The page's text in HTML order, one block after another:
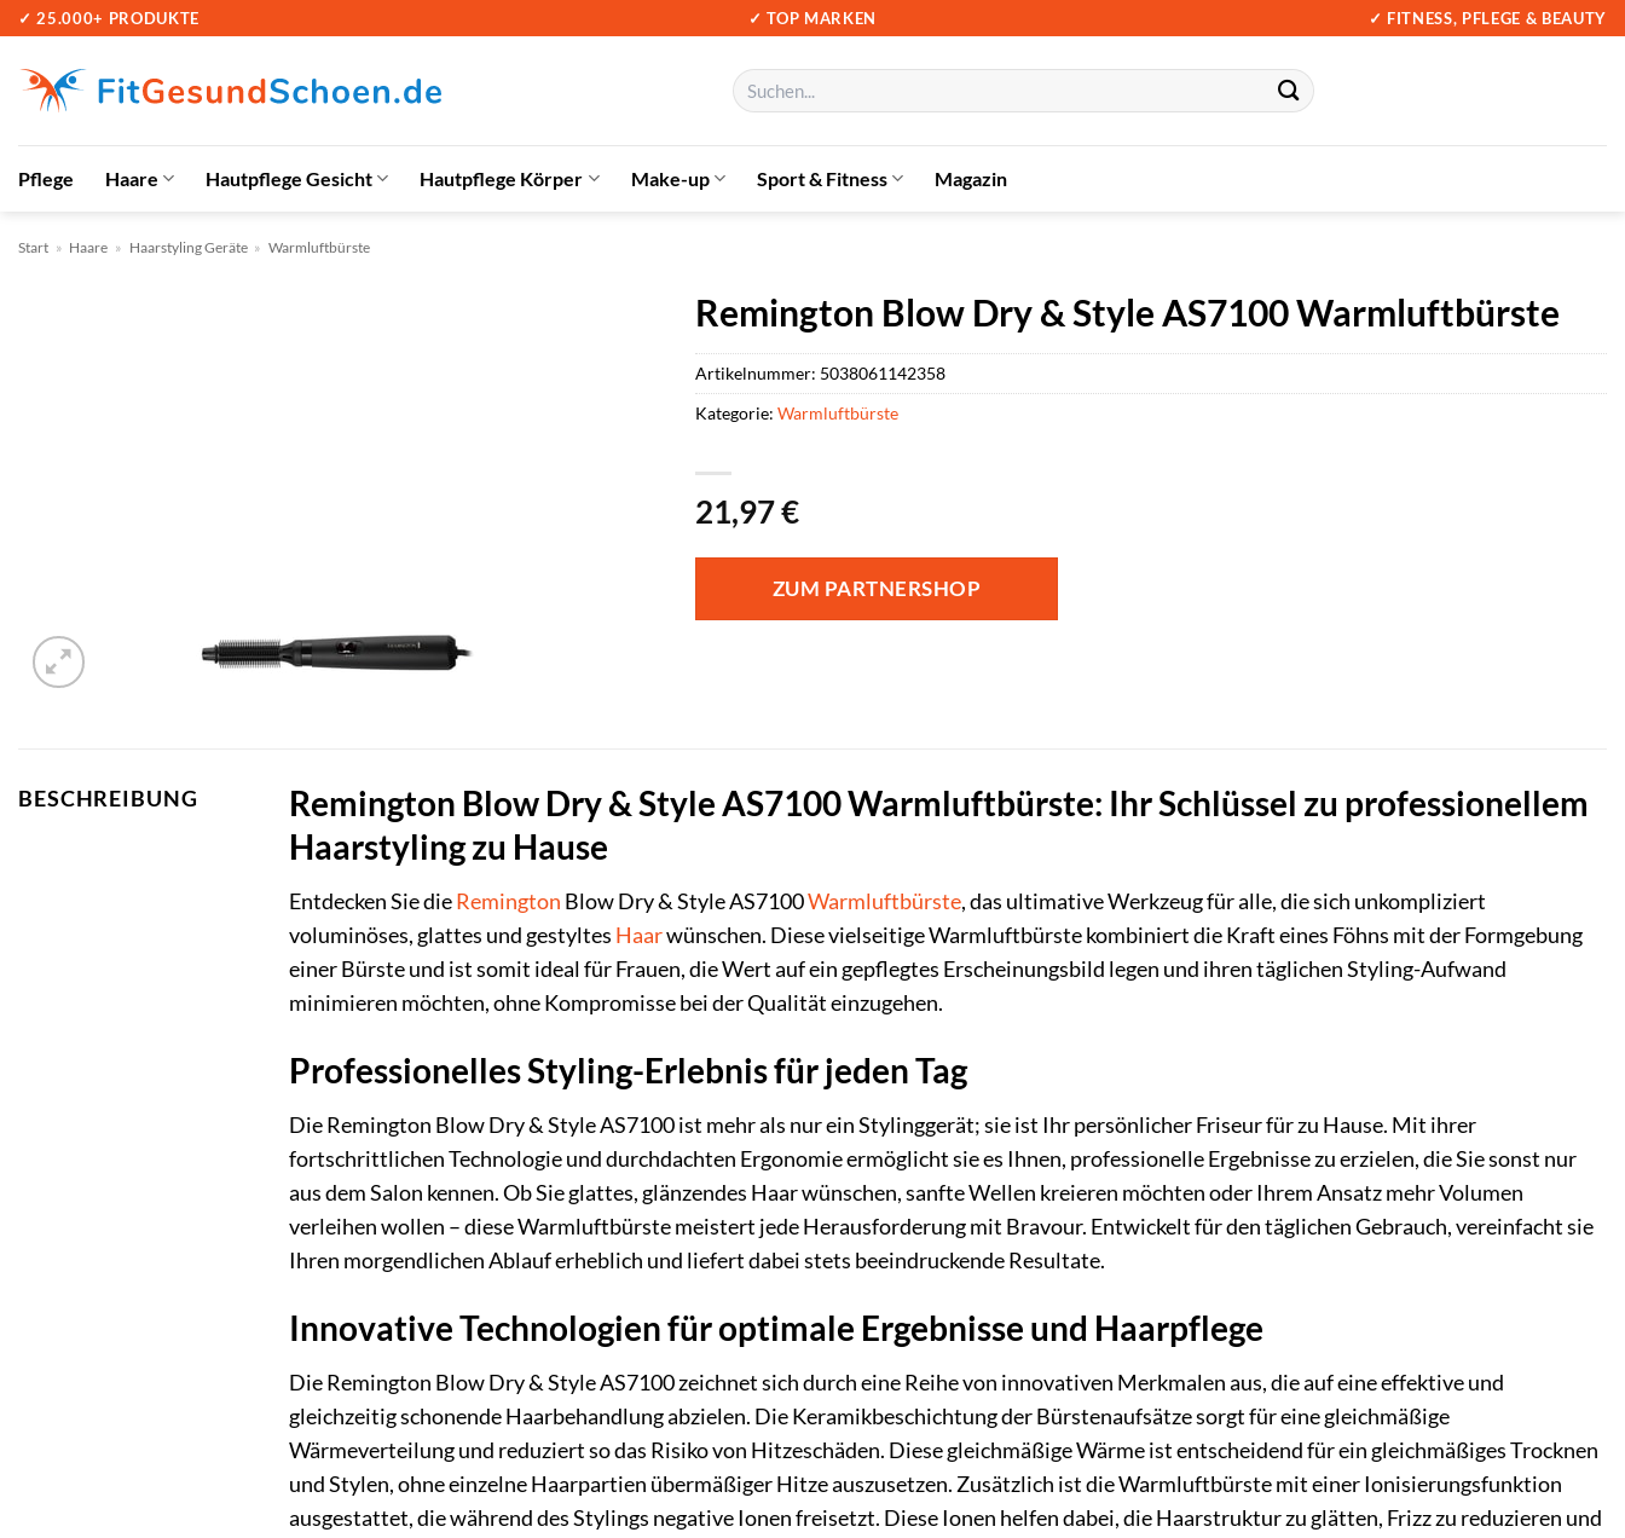
Zum
springen
✓ 25.000+ PRODUKTE ✓ TOP MARKEN ✓ FITNESS, PFLEGE & BEAUTY
Suchen
nach:
Pflege Haare Hautpflege Gesicht Hautpflege Körper Make-up Sport & Fitness Magazin
Start » Haare » Haarstyling Geräte » Warmluftbürste
Remington Blow Dry & Style AS7100 Warmluftbürste
21,97€
ZUM PARTNERSHOP
Artikelnummer: 5038061142358
Kategorie: Warmluftbürste
BESCHREIBUNG
Remington Blow Dry & Style AS7100 Warmluftbürste: Ihr Schlüssel zu professionellem
Haarstyling zu Hause
Entdecken Sie dieRemington Blow Dry & Style AS7100Warmluftbürste, das ultimative Werkzeug für alle, die sich unkompliziert
voluminöses, glattes und gestyltes Haarwünschen. Diese vielseitige Warmluftbürste kombiniert die Kraft eines Föhns mit der Formgebung
einer Bürste und ist somit ideal für Frauen, die Wert auf ein gepflegtes Erscheinungsbild legen und ihren täglichen Styling-Aufwand
minimieren möchten, ohne Kompromisse bei der Qualität einzugehen.
Professionelles Styling-Erlebnis für jeden Tag
Die Remington Blow Dry & Style AS7100 ist mehr als nur ein Stylinggerät; sie ist Ihr persönlicher Friseur für zu Hause. Mit ihrer
fortschrittlichen Technologie und durchdachten Ergonomie ermöglicht sie es Ihnen, professionelle Ergebnisse zu erzielen, die Sie sonst nur
aus dem Salon kennen. Ob Sie glattes, glänzendes Haar wünschen, sanfte Wellen kreieren möchten oder Ihrem Ansatz mehr Volumen
verleihen wollen – diese Warmluftbürste meistert jede Herausforderung mit Bravour. Entwickelt für den täglichen Gebrauch, vereinfacht sie
Ihren morgendlichen Ablauf erheblich und liefert dabei stets beeindruckende Resultate.
Innovative Technologien für optimale Ergebnisse und Haarpflege
Die Remington Blow Dry & Style AS7100 zeichnet sich durch eine Reihe von innovativen Merkmalen aus, die auf eine effektive und
gleichzeitig schonende Haarbehandlung abzielen. Die Keramikbeschichtung der Bürstenaufsätze sorgt für eine gleichmäßige
Wärmeverteilung und reduziert so das Risiko von Hitzeschäden. Diese gleichmäßige Wärme ist entscheidend für ein gleichmäßiges Trocknen
und Stylen, ohne einzelne Haarpartien übermäßiger Hitze auszusetzen. Zusätzlich ist die Warmluftbürste mit einer Ionisierungsfunktion
ausgestattet, die während des Stylings negative Ionen freisetzt. Diese Ionen helfen dabei, die Haarstruktur zu glätten, Frizz zu reduzieren und